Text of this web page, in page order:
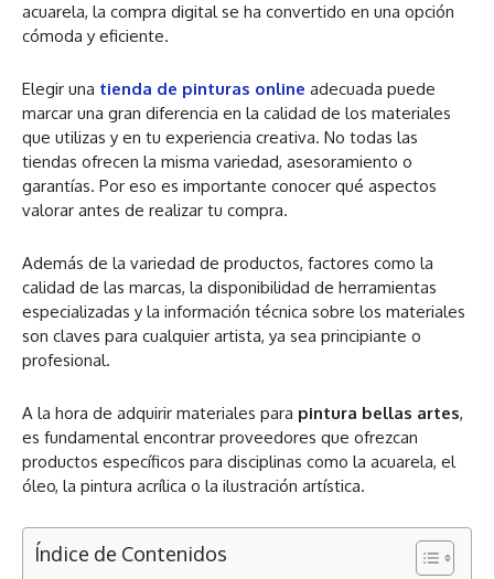
acuarela, la compra digital se ha convertido en una opción
cómoda y eficiente.
Elegir una tienda de pinturas online adecuada puede
marcar una gran diferencia en la calidad de los materiales
que utilizas y en tu experiencia creativa. No todas las
tiendas ofrecen la misma variedad, asesoramiento o
garantías. Por eso es importante conocer qué aspectos
valorar antes de realizar tu compra.
Además de la variedad de productos, factores como la
calidad de las marcas, la disponibilidad de herramientas
especializadas y la información técnica sobre los materiales
son claves para cualquier artista, ya sea principiante o
profesional.
A la hora de adquirir materiales para pintura bellas artes,
es fundamental encontrar proveedores que ofrezcan
productos específicos para disciplinas como la acuarela, el
óleo, la pintura acrílica o la ilustración artística.
Índice de Contenidos